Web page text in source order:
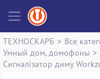
ТЕХНОСКАРБ > Все
Умный дом, домофоны >